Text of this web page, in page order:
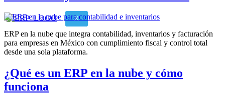
X
ERP en la nube que integra contabilidad, inventarios y facturación
para empresas en México con cumplimiento fiscal y control total
desde una sola plataforma.
¿Qué es un ERP en la nube y cómo
funciona